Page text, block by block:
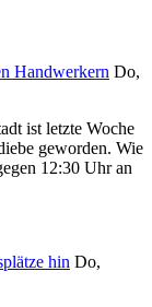
Handwerkern Do,
ist letzte Woche
geworden. Wie
12:30 Uhr an
hin Do,